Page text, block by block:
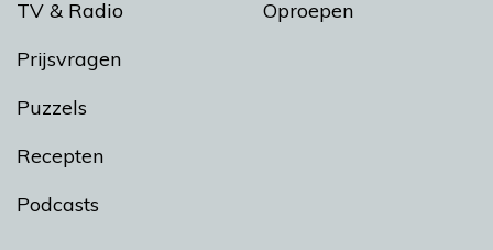
TV & Radio
Prijsvragen
Puzzels
Recepten
Podcasts
Oproepen